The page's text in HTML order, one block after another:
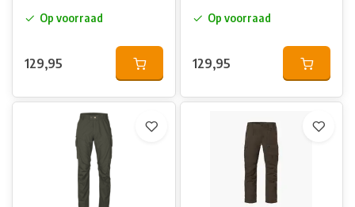
Op voorraad
129,95
Op voorraad
129,95